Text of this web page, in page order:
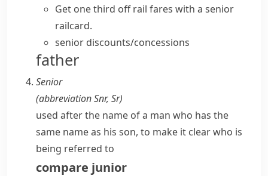
Get one third off rail fares with a senior
railcard.
senior discounts/concessions
father
Senior
(abbreviationSnr, Sr)
used after the name of a man who has the
same name as his son, to make it clear who is
being referred to
compare junior